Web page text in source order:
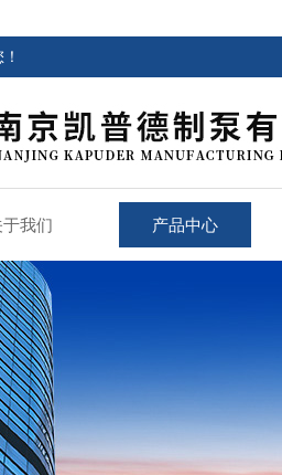
于我们 产品中心